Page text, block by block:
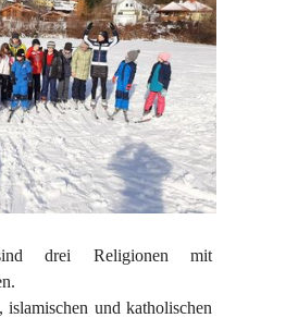
drei Religionen mit
islamischen und katholischen